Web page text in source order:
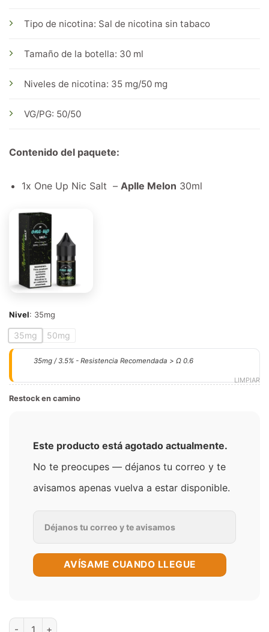
Tipo de nicotina: Sal de nicotina sin tabaco
Tamaño de la botella: 30 ml
Niveles de nicotina: 35 mg/50 mg
VG/PG: 50/50
Contenido del paquete:
1x One Up Nic Salt – Aplle Melon 30ml
Nivel: 35mg
35mg 50mg
LIMPIAR
35mg / 3.5% - Resistencia Recomendada > Ω 0.6
Restock en camino
Este producto está agotado actualmente.
No te preocupes — déjanos tu correo y te
avisamos apenas vuelva a estar disponible.
AVÍSAME CUANDO LLEGUE
Apple Melon Salt 30 ml – One Up cantidad